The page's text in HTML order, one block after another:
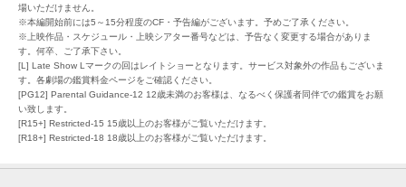
場いただけません。
※本編開始前には5～15分程度のCF・予告編がございます。予めご了承ください。
※上映作品・スケジュール・上映シアター番号などは、予告なく変更する場合がありま
す。何卒、ご了承下さい。
[L] Late Show Lマークの回はレイトショーとなります。サービス対象外の作品もございま
す。各劇場の鑑賞料金ページをご確認ください。
[PG12] Parental Guidance-12 12歳未満のお客様は、なるべく保護者同伴での鑑賞をお願
い致します。
[R15+] Restricted-15 15歳以上のお客様がご覧いただけます。
[R18+] Restricted-18 18歳以上のお客様がご覧いただけます。